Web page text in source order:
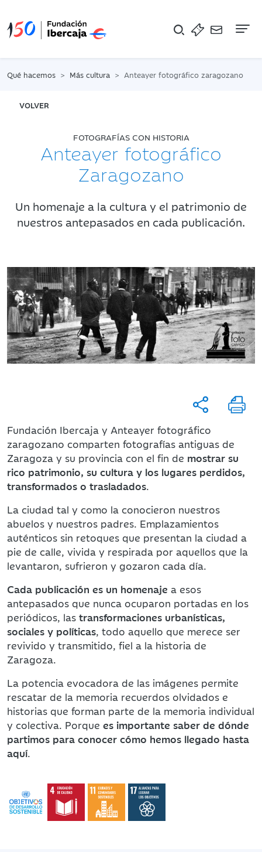
Qué hacemos Más cultura Anteayer fotográfico zaragozano
VOLVER
FOTOGRAFÍAS CON HISTORIA
Anteayer fotográfico
Zaragozano
Un homenaje a la cultura y el patrimonio de
nuestros antepasados en cada publicación.
Fundación Ibercaja y Anteayer fotográfico
zaragozano comparten fotografías antiguas de
Zaragoza y su provincia con el fin de mostrar su
rico patrimonio, su cultura y los lugares perdidos,
transformados o trasladados.
La ciudad tal y como la conocieron nuestros
abuelos y nuestros padres. Emplazamientos
auténticos sin retoques que presentan la ciudad a
pie de calle, vivida y respirada por aquellos que la
levantaron, sufrieron y gozaron cada día.
Cada publicación es un homenaje a esos
antepasados que nunca ocuparon portadas en los
periódicos, las transformaciones urbanísticas,
sociales y políticas, todo aquello que merece ser
revivido y transmitido, fiel a la historia de
Zaragoza.
La potencia evocadora de las imágenes permite
rescatar de la memoria recuerdos olvidados e
historias que forman parte de la memoria individual
y colectiva. Porque es importante saber de dónde
partimos para conocer cómo hemos llegado hasta
aquí.